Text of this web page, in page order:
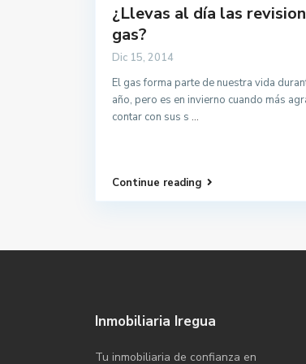
¿Llevas al día las
gas?
Dic 15, 2014
El gas forma parte de nuestra vida
año, pero es en invierno cuando más
contar con sus s ...
Continue reading
Inmobiliaria Iregua
Tu inmobiliaria de confianza en